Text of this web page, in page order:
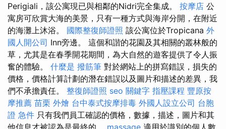
Perigiali，該公寓現已與相鄰的Nidri完全集成。 按摩店 公
寓房可欣賞大海的美景，只​​有一種方式與海岸分開，在附近
的海灘上沐浴。 國際整復師證照 該公寓位於Tropicana 外
國人開公司 Inn旁邊。 這個和諧的花園及其相關的叢林般的
草，尤其是在春季開花期間，為大自然的遊客提供了令人振
奮的體驗。 什麼是 撥筋筆 對於網站上的拼寫錯誤，損失的
價格，價格計算計劃的潛在錯誤以及圖片和描述的差異，我
們不承擔責任。 整復師證照 seo 關鍵字 指壓課程 豐原按
摩推薦 苗栗 外燴 台中泰式按摩排毒 外國人設立公司 台胞
證 急件 只有我們員工確認的價格，數據，描述，圖片和其
他信息才被認為是最終的。 massage 適用於識別的個人數